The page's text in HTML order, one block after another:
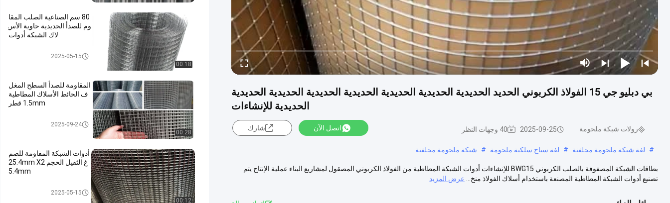
بي دبليو جي 15 الفولاذ الكربوني الحديد الحديدية الحديدية الحديدية الحديدية الحديدية الحديدية الحديدية
الحديدية للإنشاءات
رولات شبكة ملحومة 2025-09-25 40 وجهات النظر اتصل الآن شارك
# لفة شبكة ملحومة مجلفنة # لفة سياج سلكية ملحومة # شبكة ملحومة مجلفنة
بطاقات الشبكة المصفوفة بالصلب الكربوني BWG15 للإنشاءات أدوات الشبكة المطاطية من الفولاذ الكربوني المصقول لمشاريع البناء عملية الإنتاج يتم
تصنيع أدوات الشبكة المطاطية المصنعة باستخدام أسلاك الفولاذ منخ...
عرض المزيد
00:18
80 سم الصناعية الصلب المقا
وم للصدأ الحديدية حاوية الأس
لاك الشبكة أدوات
رولات شبكة ملحومة2025-05-15
00:28
المقاومة للصدأ السطح المغل
ف الحائط الأسلاك المطاطية
1.5mm قطر
رولات شبكة ملحومة2025-09-24
00:12
أدوات الشبكة المقاومة للصم
غ الثقيل الحجم 25.4mm X2
5.4mm
رولات شبكة ملحومة2025-05-15